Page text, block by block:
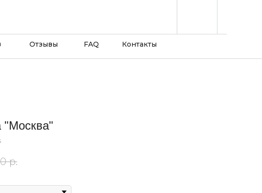
Отзывы FAQ Контакты
"Москва"
р.